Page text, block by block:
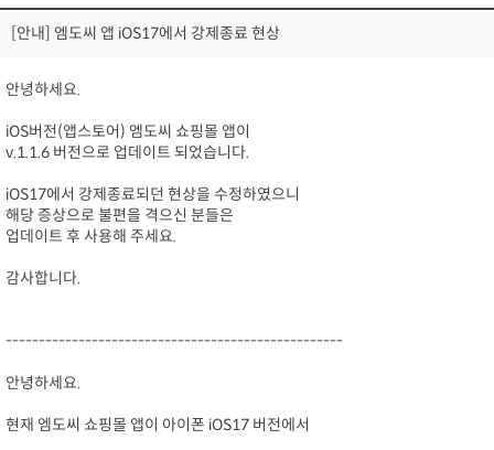
[안내] 엠도씨 앱 iOS17에서 강제종료 현상
안녕하세요.
iOS버전(앱스토어) 엠도씨 쇼핑몰 앱이
v.1.1.6 버전으로 업데이트 되었습니다.
iOS17에서 강제종료되던 현상을 수정하였으니
해당 증상으로 불편을 격으신 분들은
업데이트 후 사용해 주세요.
감사합니다.
---------------------------------------------------
안녕하세요.
현재 엠도씨 쇼핑몰 앱이 아이폰 iOS17 버전에서